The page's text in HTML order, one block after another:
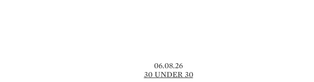
06.08.26
30 UNDER 30